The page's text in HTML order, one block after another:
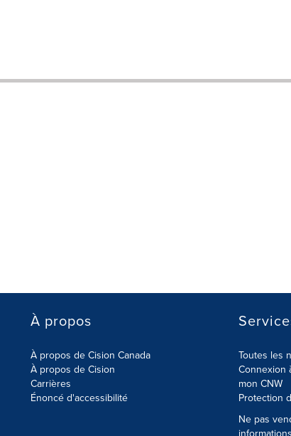
À propos
À propos de Cision Canada
À propos de Cision
Carrières
Énoncé d'accessibilité
Toutes les
Connexion
mon CNW
Protection
Ne pas